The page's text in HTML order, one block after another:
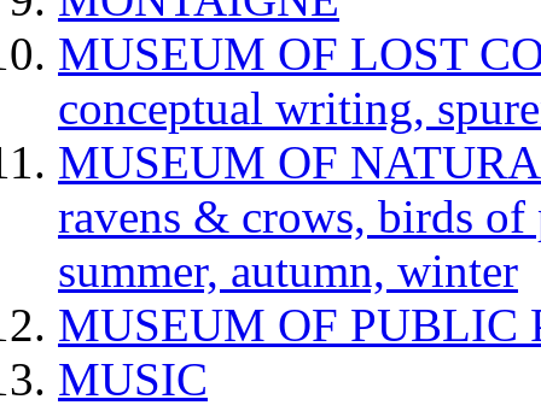
MUSEUM OF LOST
conceptual writing,
MUSEUM OF
ravens & crows, birds
summer, autumn, winter
MUSEUM OF PUBLIC
MUSIC